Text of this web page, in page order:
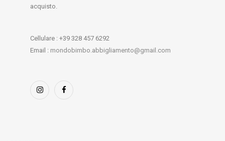
acquisto.
Cellulare : +39 328 457 6292
Email : mondobimbo.abbigliamento@gmail.com